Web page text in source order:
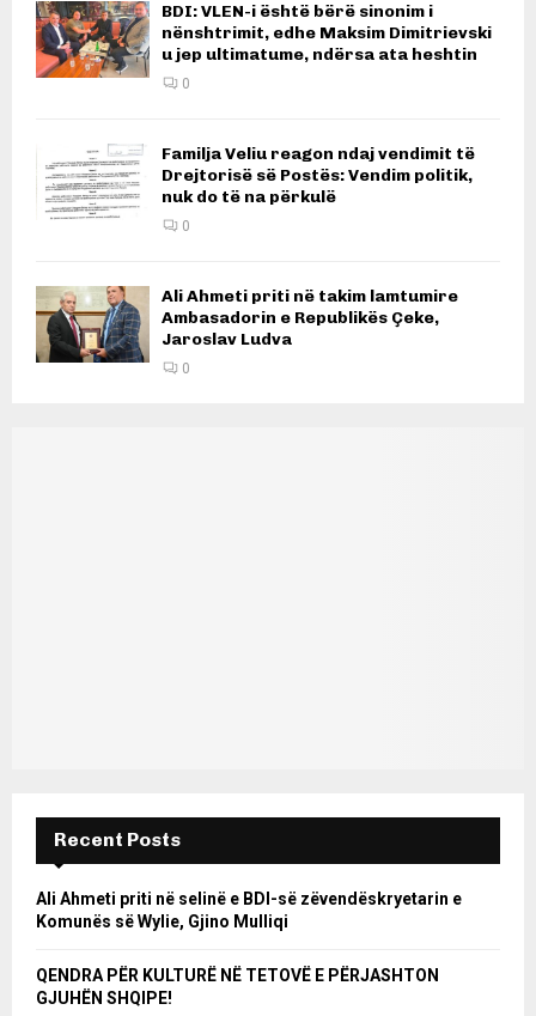
BDI: VLEN-i është bërë sinonim i
nënshtrimit, edhe Maksim Dimitrievski
u jep ultimatume, ndërsa ata heshtin
0
Familja Veliu reagon ndaj vendimit të
Drejtorisë së Postës: Vendim politik,
nuk do të na përkulë
0
Ali Ahmeti priti në takim lamtumire
Ambasadorin e Republikës Çeke,
Jaroslav Ludva
0
Recent Posts
Ali Ahmeti priti në selinë e BDI-së zëvendëskryetarin e
Komunës së Wylie, Gjino Mulliqi
QENDRA PËR KULTURË NË TETOVË E PËRJASHTON
GJUHËN SHQIPE!